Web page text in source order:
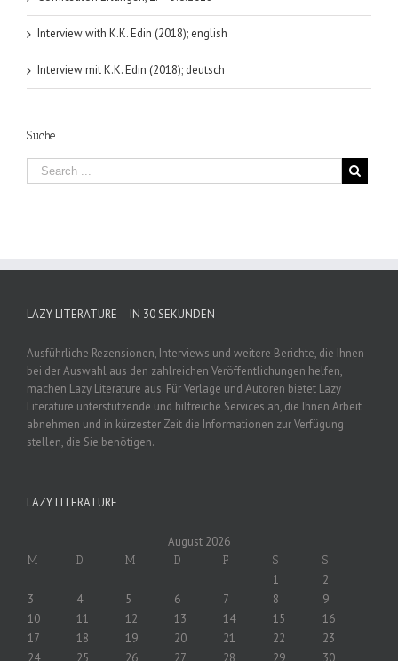
Interview with K.K. Edin (2018); english
Interview mit K.K. Edin (2018); deutsch
Suche
LAZY LITERATURE – IN 30 SEKUNDEN
Ausführliche Rezensionen, Interviews und weitere Berichte, die Ihnen
bei der Auswahl aus den zahlreichen Veröffentlichungen helfen,
machen Lazy Literature aus. Für Verlage und Autoren bietet Lazy
Literature unterstützende und hilfreiche Services an, die Ihnen Arbeit
abnehmen und in kürzester Zeit die Informationen zur Verfügung
stellen, die Sie benötigen.
LAZY LITERATURE
August 2026
M D M D F S S
1
2
3
4 5 6 7 8
9
10
11 12 13 14 15
16
17
18 19 20 21 22
23
24
25 26 27 28 29 30